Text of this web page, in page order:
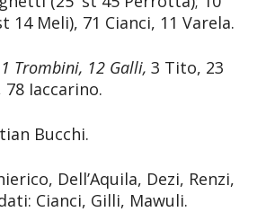
14 Meli), 71 Cianci, 11 Varela.
1 Trombini, 12 Galli, 3 Tito, 23
78 Iaccarino.
Bucchi.
Dell’Aquila, Dezi, Renzi,
Cianci, Gilli, Mawuli.